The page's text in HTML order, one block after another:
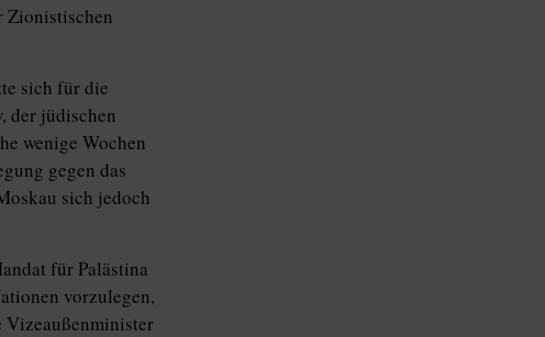
Zionistischen
sich für die
der jüdischen
wenige Wochen
gegen das
sich jedoch
für Palästina
vorzulegen,
Vizeaußenminister